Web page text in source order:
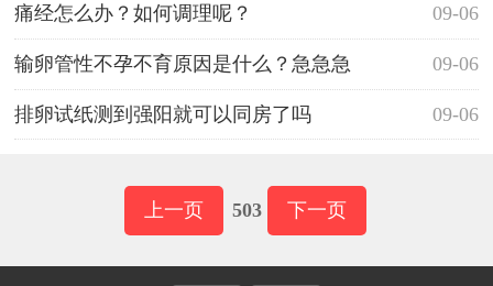
09-06
痛经怎么办？如何调理呢？
09-06
输卵管性不孕不育原因是什么？急急急
09-06
排卵试纸测到强阳就可以同房了吗
上一页 503 下一页